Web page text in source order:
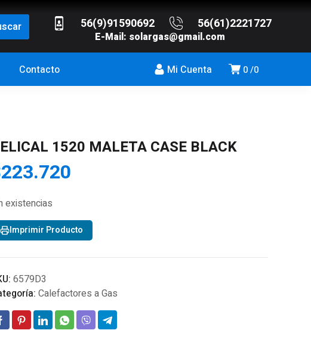
56(9)91590692 56(61)2221727
E-Mail: solargas@gmail.com
0 0
Mi Cuenta
Contacto
1520 MALETA CASE BLACK
223.720
existencias
Imprimir Producto
6579D3
Calefactores a Gas